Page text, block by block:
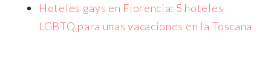
Hoteles gays en Florencia: 5 hoteles
LGBTQ para unas vacaciones en la Toscana